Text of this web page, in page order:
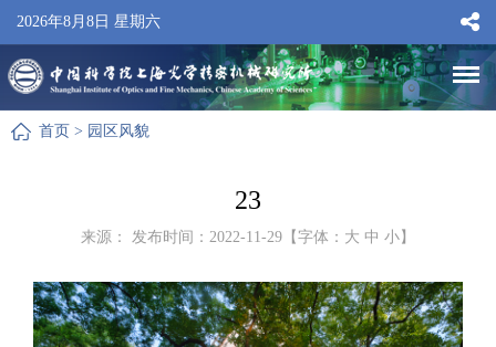
2026年8月8日 星期六
首页 > 园区风貌
23
来源： 发布时间：2022-11-29【字体： 大 中 小 】